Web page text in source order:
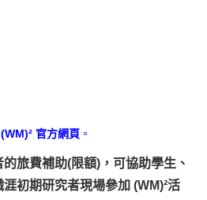
(WM)² 官方網頁 。
旅費補助(限額)，可協助學生、
初期研究者現場參加 (WM)²活